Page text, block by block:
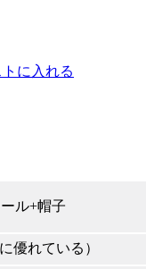
に入れる
ル+帽子
優れている）